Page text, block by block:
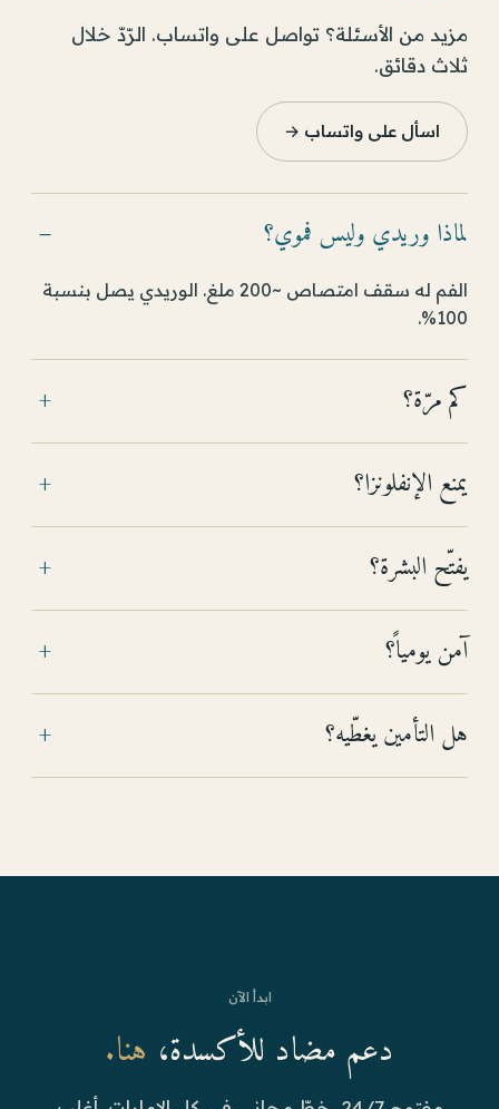
مزيد من الأسئلة؟ تواصل على واتساب. الرّدّ خلال
ثلاث دقائق.
اسأل على واتساب →
لماذا وريدي وليس فموي؟ −
الفم له سقف امتصاص ~200 ملغ. الوريدي يصل بنسبة
100%.
كم مرّة؟
+
يمنع الإنفلونزا؟
+
يفتّح البشرة؟
+
آمن يومياً؟
+
هل التأمين يغطّيه؟
+
ابدأ الآن
دعم مضاد للأكسدة، هنا.